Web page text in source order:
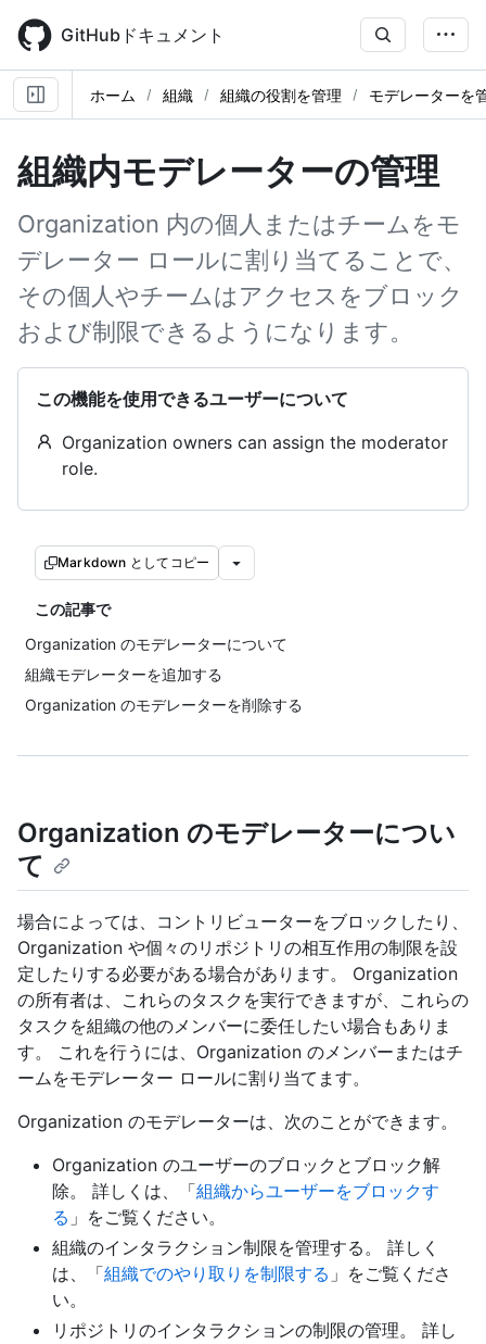
main
content
GitHubドキュメント
ホーム 組織 組織の役割を管理 モデレーターを
組織内モデレーターの管理
Organization 内の個人またはチームをモ
デレーター ロールに割り当てることで、
その個人やチームはアクセスをブロック
および制限できるようになります。
この機能を使用できるユーザーについて
Organization owners can assign the moderator
role.
Markdown としてコピー
この記事で
Organization のモデレーターについて
組織モデレーターを追加する
Organization のモデレーターを削除する
Organization のモデレーターについ
て
場合によっては、コントリビューターをブロックしたり、
Organization や個々のリポジトリの相互作用の制限を設
定したりする必要がある場合があります。 Organization
の所有者は、これらのタスクを実行できますが、これらの
タスクを組織の他のメンバーに委任したい場合もありま
す。 これを行うには、Organization のメンバーまたはチ
ームをモデレーター ロールに割り当てます。
Organization のモデレーターは、次のことができます。
Organization のユーザーのブロックとブロック解
除。 詳しくは、「組織からユーザーをブロックす
る 」をご覧ください。
組織のインタラクション制限を管理する。 詳しく
は、「組織でのやり取りを制限する 」をご覧くださ
い。
リポジトリのインタラクションの制限の管理。 詳し